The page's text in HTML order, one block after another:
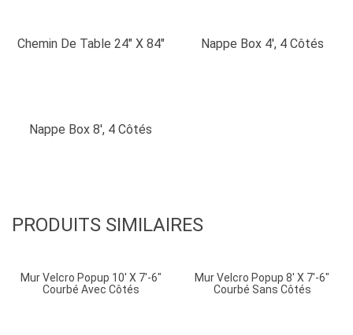
Chemin De Table 24″ X 84″ Nappe Box 4′, 4 Côtés
Nappe Box 8′, 4 Côtés
PRODUITS SIMILAIRES
Mur Velcro Popup 10′ X 7′-6″
Courbé Avec Côtés
Mur Velcro Popup 8′ X 7′-6″
Courbé Sans Côtés